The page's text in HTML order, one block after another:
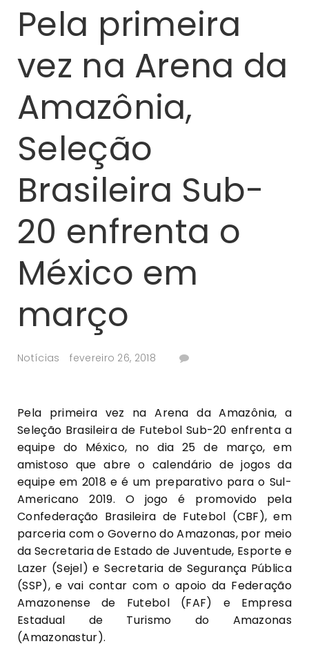
Pela primeira
vez na Arena da
Amazônia,
Seleção
Brasileira Sub-
20 enfrenta o
México em
março
Notícias fevereiro 26, 2018
Pela primeira vez na Arena da Amazônia, a
Seleção Brasileira de Futebol Sub-20 enfrenta a
equipe do México, no dia 25 de março, em
amistoso que abre o calendário de jogos da
equipe em 2018 e é um preparativo para o Sul-
Americano 2019. O jogo é promovido pela
Confederação Brasileira de Futebol (CBF), em
parceria com o Governo do Amazonas, por meio
da Secretaria de Estado de Juventude, Esporte e
Lazer (Sejel) e Secretaria de Segurança Pública
(SSP), e vai contar com o apoio da Federação
Amazonense de Futebol (FAF) e Empresa
Estadual de Turismo do Amazonas
(Amazonastur).